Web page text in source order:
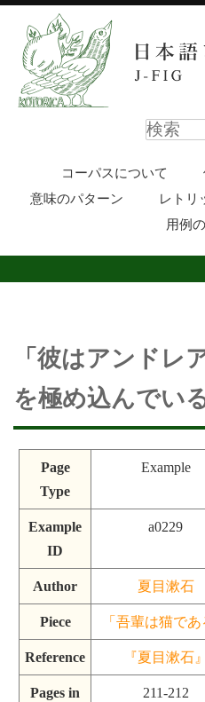
コーパスについて
意味のパターン
レトリ
用例
「彼はアンドレ
を極め込んでいる
Page
Type
Example
Example
ID
a0229
Author 夏目漱石
Piece 「吾輩は猫であ
Reference 『夏目漱石』
Pages in
211-212